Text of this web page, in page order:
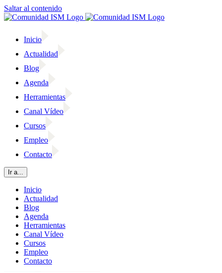
Saltar al contenido
Inicio
Actualidad
Blog
Agenda
Herramientas
Canal Vídeo
Cursos
Empleo
Contacto
Ir a...
Inicio
Actualidad
Blog
Agenda
Herramientas
Canal Vídeo
Cursos
Empleo
Contacto